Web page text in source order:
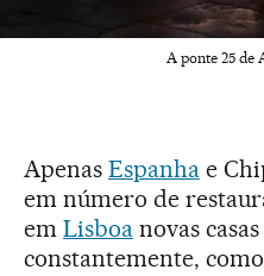
A ponte 25 de
Apenas Espanhae
em número de
em Lisboanovas
constantemente,